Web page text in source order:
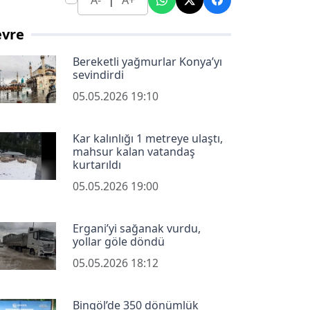
Bereketli yağmurlar Konya’yı
sevindirdi
05.05.2026 19:10
Kar kalınlığı 1 metreye ulaştı,
mahsur kalan vatandaş
kurtarıldı
05.05.2026 19:00
Ergani’yi sağanak vurdu,
yollar göle döndü
05.05.2026 18:12
Bingöl’de 350 dönümlük